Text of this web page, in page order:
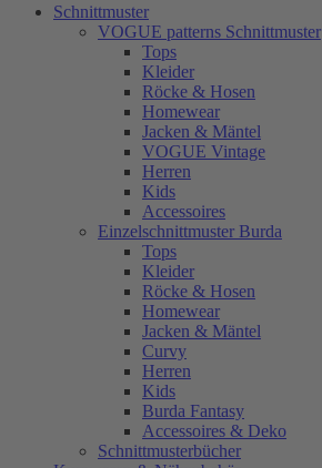
Schnittmuster
VOGUE patterns Schnittmuster
Tops
Kleider
Röcke & Hosen
Homewear
Jacken & Mäntel
VOGUE Vintage
Herren
Kids
Accessoires
Einzelschnittmuster Burda
Tops
Kleider
Röcke & Hosen
Homewear
Jacken & Mäntel
Curvy
Herren
Kids
Burda Fantasy
Accessoires & Deko
Schnittmusterbücher